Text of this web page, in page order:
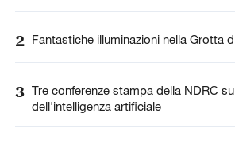
2 Fantastiche illuminazioni nella Grotta
3 Tre conferenze stampa della NDRC
dell'intelligenza artificiale